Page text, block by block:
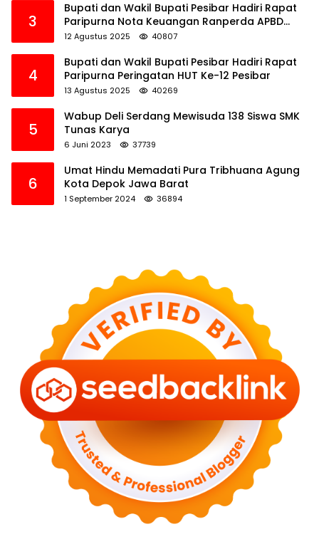
3
Bupati dan Wakil Bupati Pesibar Hadiri Rapat
Paripurna Nota Keuangan Ranperda APBD
Perubahan TA 2025
12 Agustus 2025 40807
4
Bupati dan Wakil Bupati Pesibar Hadiri Rapat
Paripurna Peringatan HUT Ke-12 Pesibar
13 Agustus 2025 40269
5
Wabup Deli Serdang Mewisuda 138 Siswa SMK
Tunas Karya
6 Juni 2023 37739
6
Umat Hindu Memadati Pura Tribhuana Agung
Kota Depok Jawa Barat
1 September 2024 36894